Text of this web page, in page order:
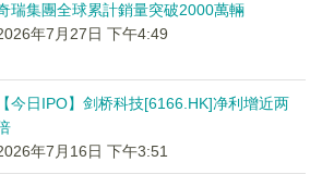
瑞集團全球累計銷量突破2000萬輛
年7月27日 下午4:49
【今日IPO】剑桥科技[6166.HK]净利增近两
年7月16日 下午3:51